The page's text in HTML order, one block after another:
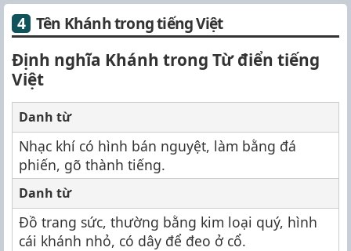
Tên Khánh trong tiếng Việt
Định nghĩa Khánh trong Từ điển tiếng
Việt
Danh từ
Nhạc khí có hình bán nguyệt, làm bằng đá
phiến, gõ thành tiếng.
Danh từ
Đồ trang sức, thường bằng kim loại quý, hình
cái khánh nhỏ, có dây để đeo ở cổ.